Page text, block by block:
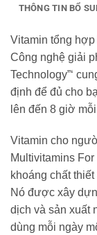
THÔNG TIN BỔ
Vitamin tổng
Công nghệ giải
Technology”‘
định để đủ cho
lên đến 8 giờ
Vitamin cho
Multivitamins
khoáng chất
Nó được xây
dịch và sản xuất
dùng mỗi ngày